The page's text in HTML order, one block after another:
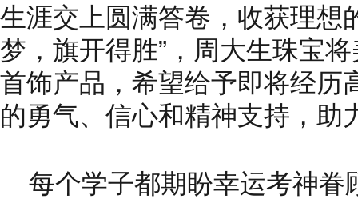
生涯交上圆满答卷，收获理想
梦，旗开得胜”，周大生珠宝
首饰产品，希望给予即将经历
的勇气、信心和精神支持，助
每个学子都期盼幸运考神眷